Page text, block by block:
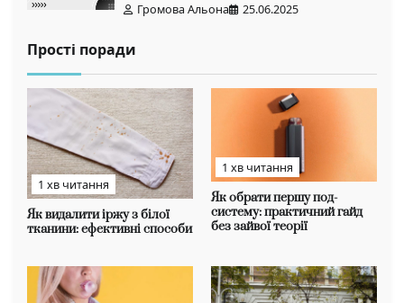
Громова Альона
25.06.2025
Прості поради
1 хв читання
Як видалити іржу з білої
тканини: ефективні способи
1 хв читання
Як обрати першу под-
систему: практичний гайд
без зайвої теорії